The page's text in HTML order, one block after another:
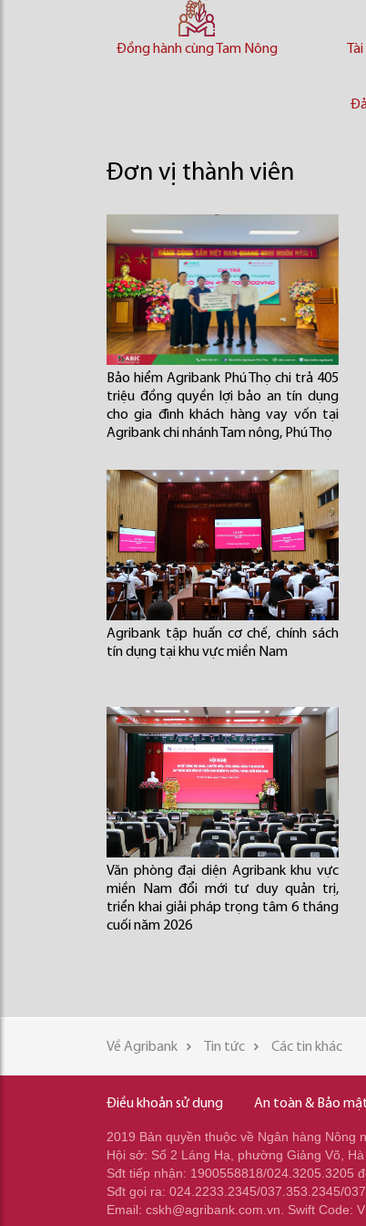
Đồng hành cùng Tam Nông
Đơn vị thành viên
Bảo hiểm Agribank Phú Thọ chi trả 405
triệu đồng quyền lợi bảo an tín dụng
cho gia đình khách hàng vay vốn tại
Agribank chi nhánh Tam nông, Phú Thọ
Agribank tập huấn cơ chế, chính sách
tín dụng tại khu vực miền Nam
Văn phòng đại diện Agribank khu vực
miền Nam đổi mới tư duy quản trị,
triển khai giải pháp trọng tâm 6 tháng
cuối năm 2026
Về Agribank Tin tức Các tin khác
Điều khoản sử dụng An toàn & Bảo
2019 Bản quyền thuộc về Ngân hàng Nông
Hội sở: Số 2 Láng Hạ, phường Giảng Võ,
Sđt tiếp nhận: 1900558818/024.3205.3205
Sđt gọi ra: 024.2233.2345/037.353.2345/
Email: cskh@agribank.com.vn. Swift Code: